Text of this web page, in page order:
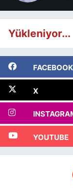
Yükleniyor...
FACEBOOK
X
YOUTUBE